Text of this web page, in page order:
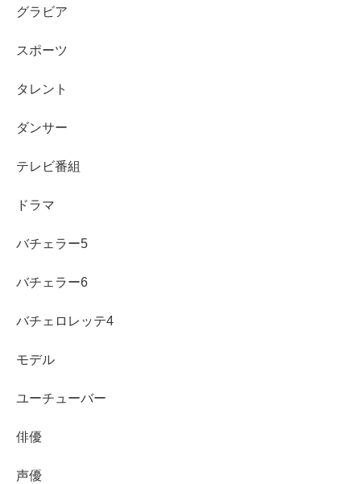
確かな医療スキル、華やかな家系、そして今後の事業承継
万円〜1億円以上という桁違いの水準。
しての道を歩んでいる様子からも、ビジネスマンとしての
そして、そんなハイスペックな彼が番組でどんな恋をし、
ています。
今後も、久次米一輝さんの動向から目が離せません！
グラビア
スポーツ
タレント
ダンサー
テレビ番組
ドラマ
バチェラー5
バチェラー6
バチェロレッテ4
モデル
ユーチューバー
俳優
声優